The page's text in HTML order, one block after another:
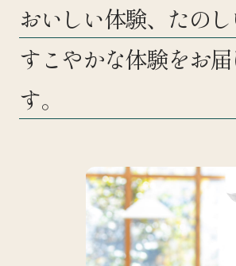
おいしい体験、たのし
すこやかな体験をお届
す。